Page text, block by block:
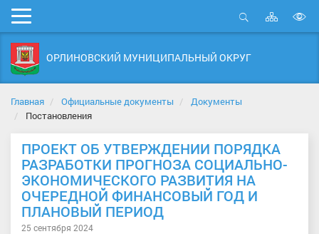
Мобильное
меню
Открыть
Карта
сайта
ОРЛИНОВСКИЙ МУНИЦИПАЛЬНЫЙ ОКРУГ
Главная Официальные документы
Документы
Постановления
ПРОЕКТ ОБ УТВЕРЖДЕНИИ ПОРЯДКА
РАЗРАБОТКИ ПРОГНОЗА СОЦИАЛЬНО-
ЭКОНОМИЧЕСКОГО РАЗВИТИЯ НА
ОЧЕРЕДНОЙ ФИНАНСОВЫЙ ГОД И
ПЛАНОВЫЙ ПЕРИОД
25 сентября 2024